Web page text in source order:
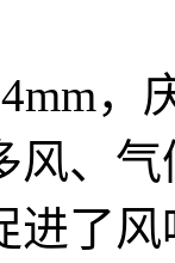
，
风、
进了